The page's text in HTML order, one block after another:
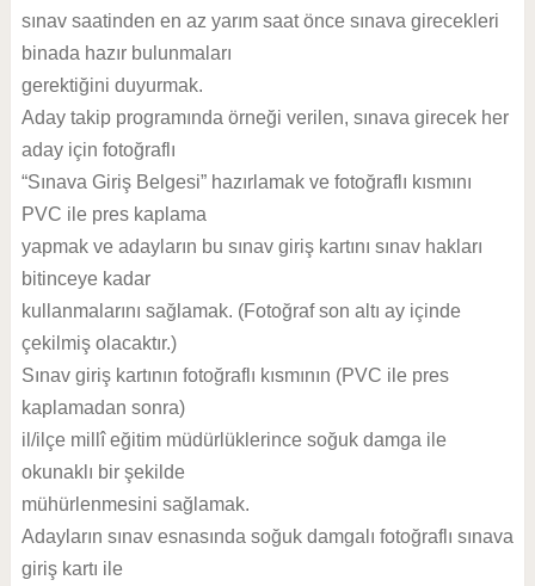
sınav saatinden en az yarım saat önce sınava girecekleri
binada hazır bulunmaları
gerektiğini duyurmak.
Aday takip programında örneği verilen, sınava girecek her
aday için fotoğraflı
“Sınava Giriş Belgesi” hazırlamak ve fotoğraflı kısmını
PVC ile pres kaplama
yapmak ve adayların bu sınav giriş kartını sınav hakları
bitinceye kadar
kullanmalarını sağlamak. (Fotoğraf son altı ay içinde
çekilmiş olacaktır.)
Sınav giriş kartının fotoğraflı kısmının (PVC ile pres
kaplamadan sonra)
il/ilçe millî eğitim müdürlüklerince soğuk damga ile
okunaklı bir şekilde
mühürlenmesini sağlamak.
Adayların sınav esnasında soğuk damgalı fotoğraflı sınava
giriş kartı ile